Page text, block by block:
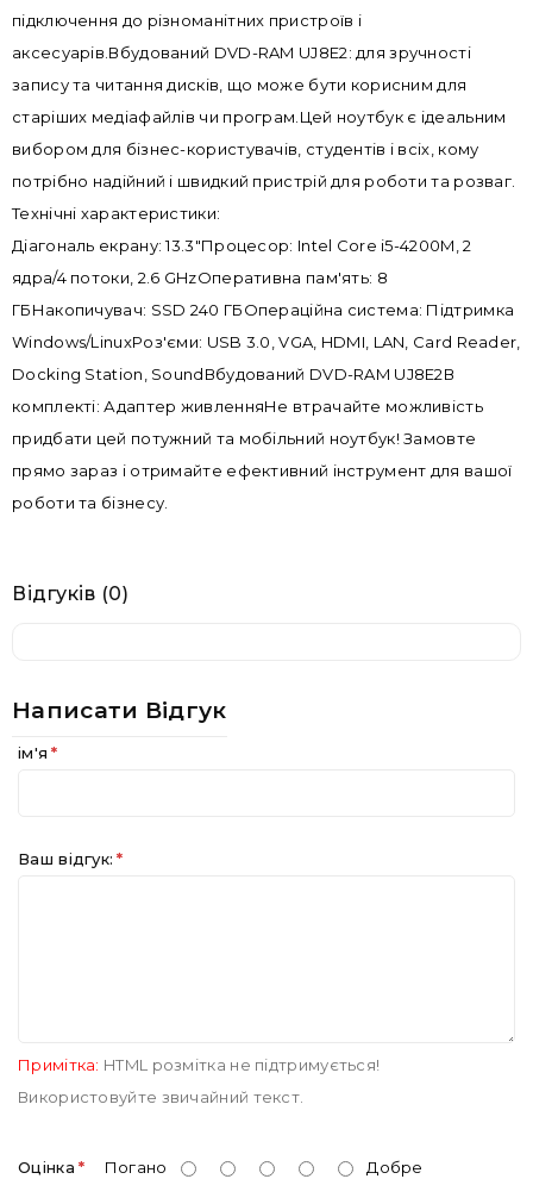
підключення до різноманітних пристроїв і
аксесуарів.Вбудований DVD-RAM UJ8E2: для зручності
запису та читання дисків, що може бути корисним для
старіших медіафайлів чи програм.Цей ноутбук є ідеальним
вибором для бізнес-користувачів, студентів і всіх, кому
потрібно надійний і швидкий пристрій для роботи та розваг.
Технічні характеристики:
Діагональ екрану: 13.3"Процесор: Intel Core i5-4200M, 2
ядра/4 потоки, 2.6 GHzОперативна пам'ять: 8
ГБНакопичувач: SSD 240 ГБОпераційна система: Підтримка
Windows/LinuxРоз'єми: USB 3.0, VGA, HDMI, LAN, Card Reader,
Docking Station, SoundВбудований DVD-RAM UJ8E2В
комплекті: Адаптер живленняНе втрачайте можливість
придбати цей потужний та мобільний ноутбук! Замовте
прямо зараз і отримайте ефективний інструмент для вашої
роботи та бізнесу.
Відгуків (0)
Написати Відгук
ім'я
Ваш відгук:
Примітка: HTML розмітка не підтримується!
Використовуйте звичайний текст.
Оцінка Погано Добре